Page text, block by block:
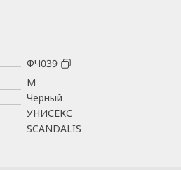
ФЧ039
M
Черный
УНИСЕКС
SCANDALIS